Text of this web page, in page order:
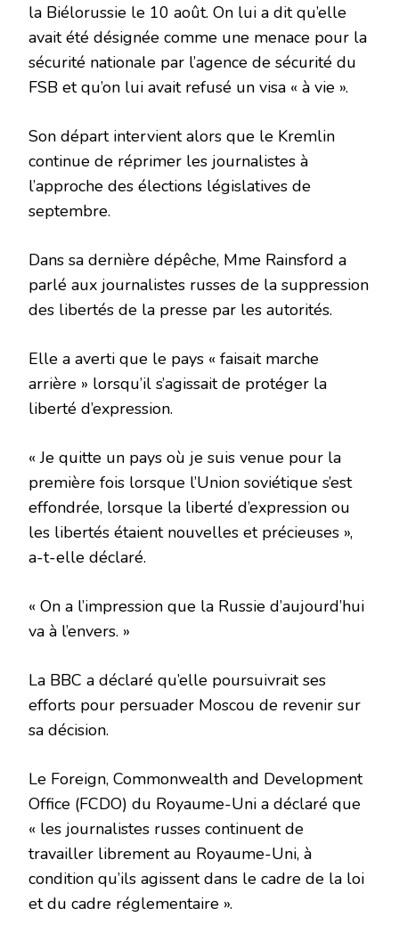
la Biélorussie le 10 août. On lui a dit qu’elle
avait été désignée comme une menace pour la
sécurité nationale par l’agence de sécurité du
FSB et qu’on lui avait refusé un visa « à vie ».
Son départ intervient alors que le Kremlin
continue de réprimer les journalistes à
l’approche des élections législatives de
septembre.
Dans sa dernière dépêche, Mme Rainsford a
parlé aux journalistes russes de la suppression
des libertés de la presse par les autorités.
Elle a averti que le pays « faisait marche
arrière » lorsqu’il s’agissait de protéger la
liberté d’expression.
« Je quitte un pays où je suis venue pour la
première fois lorsque l’Union soviétique s’est
effondrée, lorsque la liberté d’expression ou
les libertés étaient nouvelles et précieuses »,
a-t-elle déclaré.
« On a l’impression que la Russie d’aujourd’hui
va à l’envers. »
La BBC a déclaré qu’elle poursuivrait ses
efforts pour persuader Moscou de revenir sur
sa décision.
Le Foreign, Commonwealth and Development
Office (FCDO) du Royaume-Uni a déclaré que
« les journalistes russes continuent de
travailler librement au Royaume-Uni, à
condition qu’ils agissent dans le cadre de la loi
et du cadre réglementaire ».